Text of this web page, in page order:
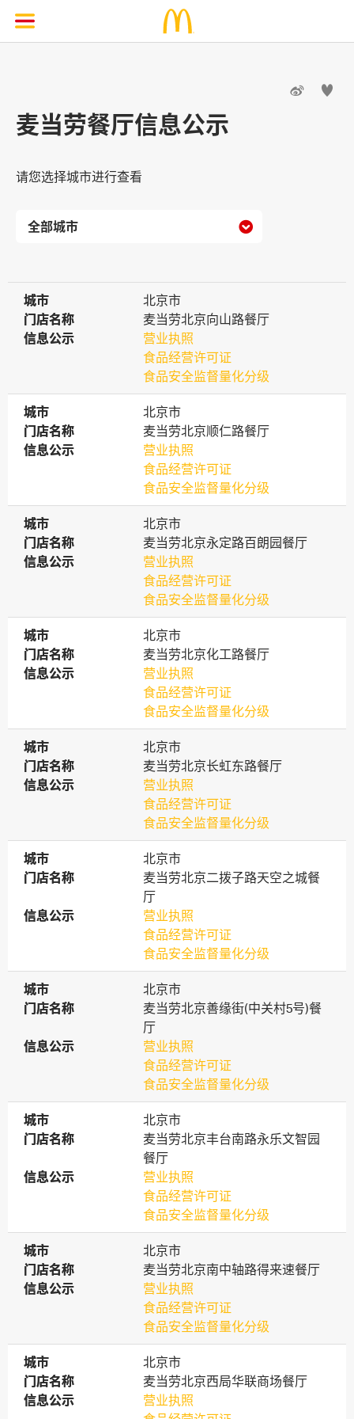
 
麦当劳餐厅信息公示
请您选择城市进行查看

城市
城市
北京市
门店名称
门店名称
麦当劳北京向山路餐厅
信息公示
信息公示
营业执照
食品经营许可证
食品安全监督量化分级
城市
城市
北京市
门店名称
门店名称
麦当劳北京顺仁路餐厅
信息公示
信息公示
营业执照
食品经营许可证
食品安全监督量化分级
城市
城市
北京市
门店名称
门店名称
麦当劳北京永定路百朗园餐厅
信息公示
信息公示
营业执照
食品经营许可证
食品安全监督量化分级
城市
城市
北京市
门店名称
门店名称
麦当劳北京化工路餐厅
信息公示
信息公示
营业执照
食品经营许可证
食品安全监督量化分级
城市
城市
北京市
门店名称
门店名称
麦当劳北京长虹东路餐厅
信息公示
信息公示
营业执照
食品经营许可证
食品安全监督量化分级
城市
城市
北京市
门店名称
门店名称
麦当劳北京二拨子路天空之城餐
厅
信息公示
信息公示
营业执照
食品经营许可证
食品安全监督量化分级
城市
城市
北京市
门店名称
门店名称
麦当劳北京善缘街(中关村5号)餐
厅
信息公示
信息公示
营业执照
食品经营许可证
食品安全监督量化分级
城市
城市
北京市
门店名称
门店名称
麦当劳北京丰台南路永乐文智园
餐厅
信息公示
信息公示
营业执照
食品经营许可证
食品安全监督量化分级
城市
城市
北京市
门店名称
门店名称
麦当劳北京南中轴路得来速餐厅
信息公示
信息公示
营业执照
食品经营许可证
食品安全监督量化分级
城市
城市
北京市
门店名称
门店名称
麦当劳北京西局华联商场餐厅
信息公示
信息公示
营业执照